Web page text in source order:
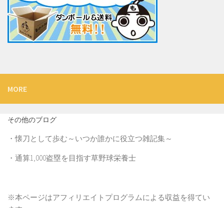
MORE
その他のブログ
・懐刀として歩む～いつか誰かに役立つ雑記集～
・ 通算1,000盗塁を目指す草野球栄養士
※本ページはアフィリエイトプログラムによる収益を得てい